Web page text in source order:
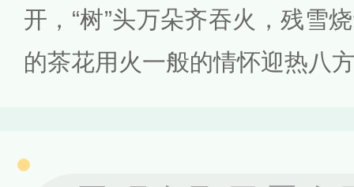
开，“树”头万朵齐吞火，残雪
的茶花用火一般的情怀迎热八